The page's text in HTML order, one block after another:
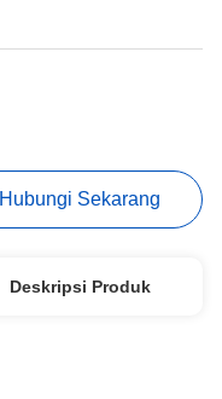
Hubungi Sekarang
Deskripsi Produk